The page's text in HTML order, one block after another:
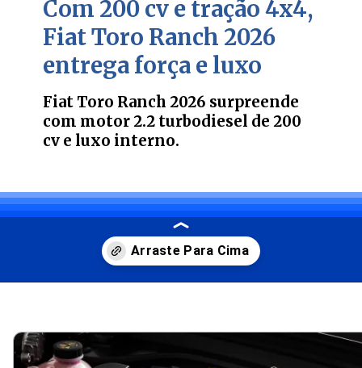
Com 200 cv e tração 4x4,
Fiat Toro Ranch 2026
entrega força e luxo
Fiat Toro Ranch 2026 surpreende
com motor 2.2 turbodiesel de 200
cv e luxo interno.